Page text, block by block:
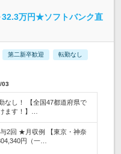
32.3万円★ソフトバンク直
第二新卒歓迎 転勤なし
03
なし！ 【全国47都道府県で
ます！】…
2回 ★月収例 【東京・神奈
円（一…